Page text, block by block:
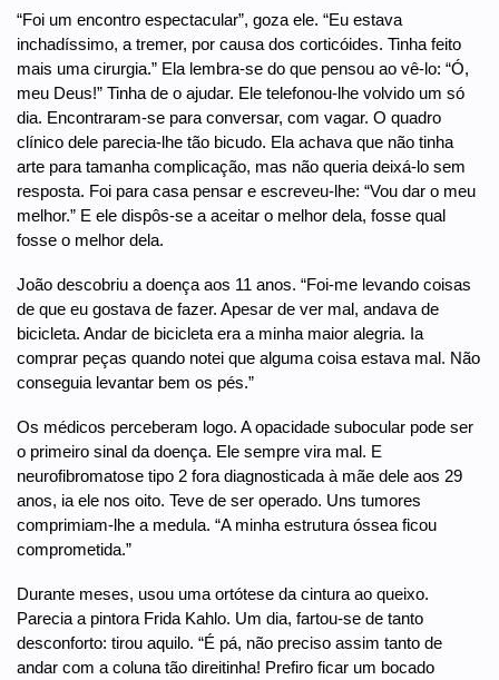
“Foi um encontro espectacular”, goza ele. “Eu estava
inchadíssimo, a tremer, por causa dos corticóides. Tinha feito
mais uma cirurgia.” Ela lembra-se do que pensou ao vê-lo: “Ó,
meu Deus!” Tinha de o ajudar. Ele telefonou-lhe volvido um só
dia. Encontraram-se para conversar, com vagar. O quadro
clínico dele parecia-lhe tão bicudo. Ela achava que não tinha
arte para tamanha complicação, mas não queria deixá-lo sem
resposta. Foi para casa pensar e escreveu-lhe: “Vou dar o meu
melhor.” E ele dispôs-se a aceitar o melhor dela, fosse qual
fosse o melhor dela.
João descobriu a doença aos 11 anos. “Foi-me levando coisas
de que eu gostava de fazer. Apesar de ver mal, andava de
bicicleta. Andar de bicicleta era a minha maior alegria. Ia
comprar peças quando notei que alguma coisa estava mal. Não
conseguia levantar bem os pés.”
Os médicos perceberam logo. A opacidade subocular pode ser
o primeiro sinal da doença. Ele sempre vira mal. E
neurofibromatose tipo 2 fora diagnosticada à mãe dele aos 29
anos, ia ele nos oito. Teve de ser operado. Uns tumores
comprimiam-lhe a medula. “A minha estrutura óssea ficou
comprometida.”
Durante meses, usou uma ortótese da cintura ao queixo.
Parecia a pintora Frida Kahlo. Um dia, fartou-se de tanto
desconforto: tirou aquilo. “É pá, não preciso assim tanto de
andar com a coluna tão direitinha! Prefiro ficar um bocado